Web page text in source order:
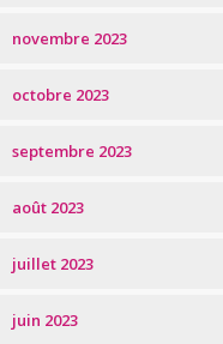
novembre 2023
octobre 2023
septembre 2023
août 2023
juillet 2023
juin 2023